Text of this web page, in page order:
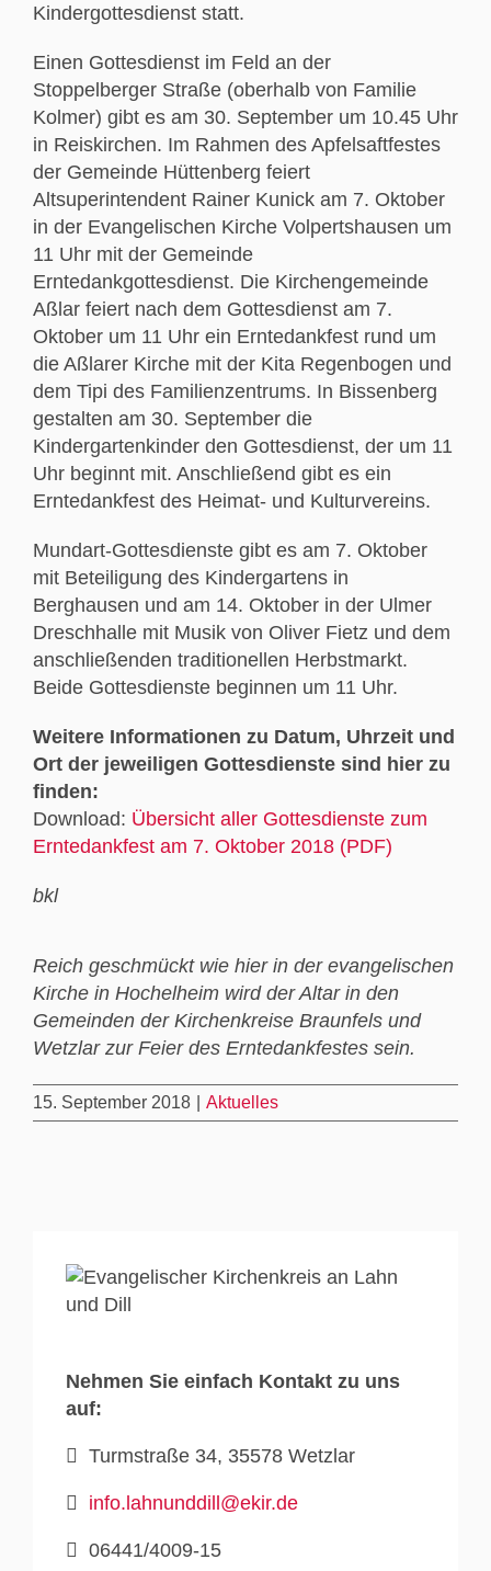
Kindergottesdienst statt.
Einen Gottesdienst im Feld an der
Stoppelberger Straße (oberhalb von Familie
Kolmer) gibt es am 30. September um 10.45 Uhr
in Reiskirchen. Im Rahmen des Apfelsaftfestes
der Gemeinde Hüttenberg feiert
Altsuperintendent Rainer Kunick am 7. Oktober
in der Evangelischen Kirche Volpertshausen um
11 Uhr mit der Gemeinde
Erntedankgottesdienst. Die Kirchengemeinde
Aßlar feiert nach dem Gottesdienst am 7.
Oktober um 11 Uhr ein Erntedankfest rund um
die Aßlarer Kirche mit der Kita Regenbogen und
dem Tipi des Familienzentrums. In Bissenberg
gestalten am 30. September die
Kindergartenkinder den Gottesdienst, der um 11
Uhr beginnt mit. Anschließend gibt es ein
Erntedankfest des Heimat- und Kulturvereins.
Mundart-Gottesdienste gibt es am 7. Oktober
mit Beteiligung des Kindergartens in
Berghausen und am 14. Oktober in der Ulmer
Dreschhalle mit Musik von Oliver Fietz und dem
anschließenden traditionellen Herbstmarkt.
Beide Gottesdienste beginnen um 11 Uhr.
Weitere Informationen zu Datum, Uhrzeit und
Ort der jeweiligen Gottesdienste sind hier zu
finden:
Download: Übersicht aller Gottesdienste zum
Erntedankfest am 7. Oktober 2018 (PDF)
bkl
Reich geschmückt wie hier in der evangelischen
Kirche in Hochelheim wird der Altar in den
Gemeinden der Kirchenkreise Braunfels und
Wetzlar zur Feier des Erntedankfestes sein.
15. September 2018 Aktuelles
Nehmen Sie einfach Kontakt zu uns
auf:
Turmstraße 34, 35578 Wetzlar
info.lahnunddill@ekir.de
06441/4009-15